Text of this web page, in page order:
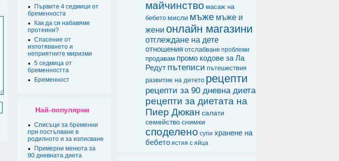
Първите 4 седмици от
бременноста
Как да си набавяме
протеини?
Спасение от
изпотяването и
неприятните миризми
5 седмица от
бременността
Бременност
Най-популярни
Списъци за бременни
при постъпване в
родилното и за изписване
Примерни менюта за
90 дневната диета
майчинство масаж на
бебето мисли мъже мъже и
жени онлайн магазини
отглеждане на дете
отношения отслабване проблеми
продавам промо кодове за Ла
Редут пътеписи пътешествия
развитие на детето рецепти
рецепти за 90 дневна диета
рецепти за диетата на
Пиер Дюкан салати
семействоснимки
споделено супи хранене на
бебето ястия с яйца